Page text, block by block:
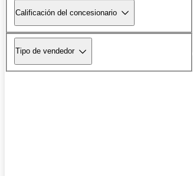
Calificación del concesionario
Tipo de vendedor